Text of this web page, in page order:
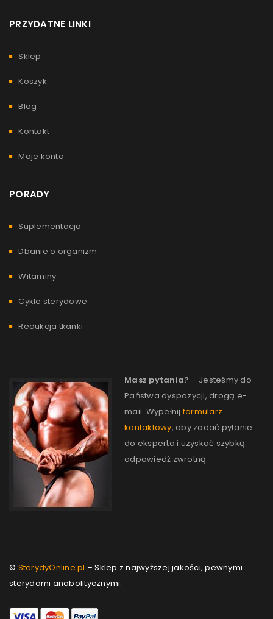
PRZYDATNE LINKI
Sklep
Koszyk
Blog
Kontakt
Moje konto
PORADY
Suplementacja
Dbanie o organizm
Witaminy
Cykle sterydowe
Redukcja tkanki
Masz pytania? – Jesteśmy do
Państwa dyspozycji, drogą e-
mail. Wypełnijformularz
kontaktowy, aby zadać pytanie
do eksperta i uzyskać szybką
odpowiedź zwrotną.
© SterydyOnline.pl – Sklep z najwyższej jakości, pewnymi
sterydami anabolitycznymi.